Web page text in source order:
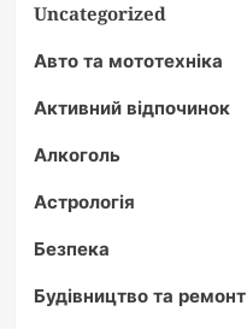
Uncategorized
Авто та мототехніка
Активний відпочинок
Алкоголь
Астрологія
Безпека
Будівництво та ремонт